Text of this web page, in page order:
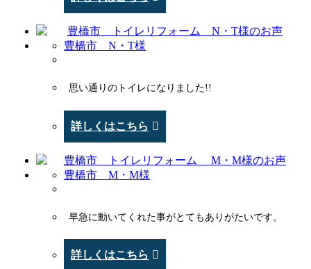
豊橋市 N・T様
思い通りのトイレになりました!!
詳しくはこちら
豊橋市 M・M様
早急に動いてくれた事がとてもありがたいです。
詳しくはこちら